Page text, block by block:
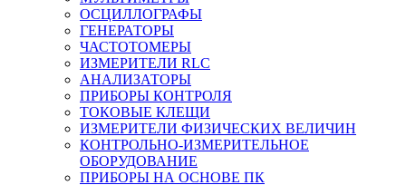
ОСЦИЛЛОГРАФЫ
ГЕНЕРАТОРЫ
ЧАСТОТОМЕРЫ
ИЗМЕРИТЕЛИ RLC
АНАЛИЗАТОРЫ
ПРИБОРЫ КОНТРОЛЯ
ТОКОВЫЕ КЛЕЩИ
ИЗМЕРИТЕЛИ ФИЗИЧЕСКИХ ВЕЛИЧИН
КОНТРОЛЬНО-ИЗМЕРИТЕЛЬНОЕ
ОБОРУДОВАНИЕ
ПРИБОРЫ НА ОСНОВЕ ПК